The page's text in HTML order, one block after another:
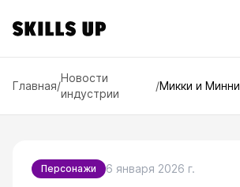
Главная/
Новости
индустрии
/Микки и
Персонажи 6 января 2026 г.